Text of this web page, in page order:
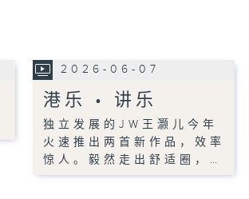
2026-06-07
港乐 • 讲乐
独立发展的JW王灏儿今年
火速推出两首新作品，效率
惊人。毅然走出舒适圈，…